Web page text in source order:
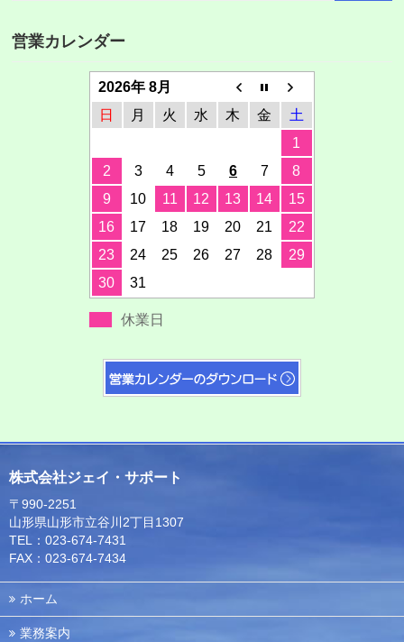
営業カレンダー
2026年 8月
日
月 火 水 木 金
土
1
2
3 4 5 6 7
8
9
10 11 12 13 14
15
16
17 18 19 20 21
22
23
24 25 26 27 28
29
30
31
休業日
株式会社ジェイ・サポート
〒990-2251
山形県山形市立谷川2丁目1307
TEL：023-674-7431
FAX：023-674-7434
ホーム
業務案内